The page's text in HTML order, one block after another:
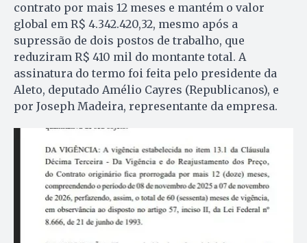
contrato por mais 12 meses e mantém o valor
global em R$ 4.342.420,32, mesmo após a
supressão de dois postos de trabalho, que
reduziram R$ 410 mil do montante total. A
assinatura do termo foi feita pelo presidente da
Aleto, deputado Amélio Cayres (Republicanos), e
por Joseph Madeira, representante da empresa.